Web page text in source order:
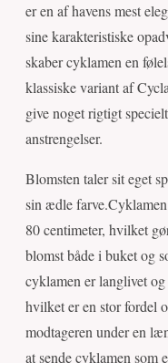
er en af havens mest
sine karakteristiske
skaber cyklamen en
klassiske variant af
give noget rigtigt
anstrengelser.
Blomsten taler sit eget
sin ædle
80 centimeter, hvilket
blomst både i buket og
cyklamen er langlivet
hvilket er en stor fordel
modtageren under en
at sende cyklamen som